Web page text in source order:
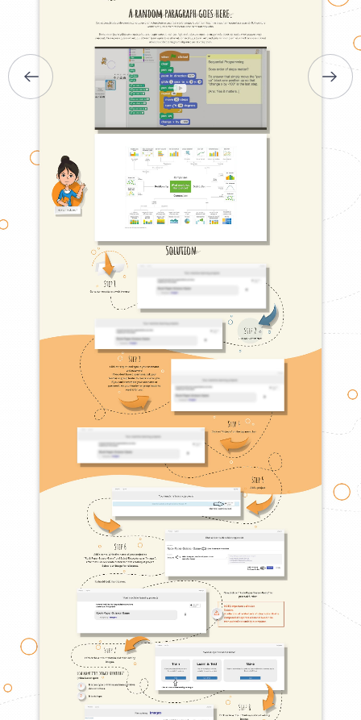
ПОРТФОЛИО
БРИФЫ
КАРЬЕРА
КОНТАКТЫ